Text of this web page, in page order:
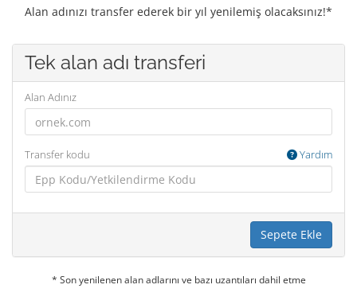
Alan adınızı transfer ederek bir yıl yenilemiş olacaksınız!*
Tek alan adı transferi
Alan Adınız
Transfer kodu Yardım
Sepete Ekle
* Son yenilenen alan adlarını ve bazı uzantıları dahil etme